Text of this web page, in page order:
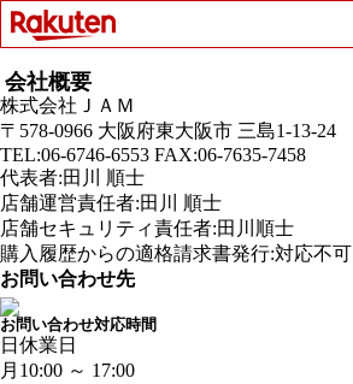
会社概要
株式会社ＪＡＭ
〒578-0966 大阪府東大阪市 三島1-13-24
TEL:06-6746-6553 FAX:06-7635-7458
代表者:田川 順士
店舗運営責任者:田川 順士
店舗セキュリティ責任者:田川順士
購入履歴からの適格請求書発行:対応不可
お問い合わせ先
お問い合わせ対応時間
日 休業日
月 10:00 ～ 17:00